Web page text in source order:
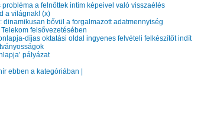
a felnőttek intim képeivel való visszaélés
a világnak! (x)
bővül a forgalmazott adatmennyiség
felsővezetésében
díjas oktatási oldal ingyenes felvételi felkészítőt indít
pályázat
ebben a kategóriában |